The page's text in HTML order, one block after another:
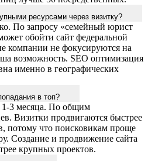
ресурсами через визитку?
По запросу «семейный юрист
обойти сайт федеральной
компании не фокусируются на
возможность. SEO оптимизация
именно в географических
в топ?
3 месяца. По общим
Визитки продвигаются быстрее
потому что поисковикам проще
Создание и продвижение сайта
крупных проектов.